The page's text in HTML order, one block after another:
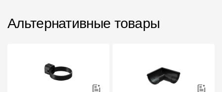
Альтернативные товары